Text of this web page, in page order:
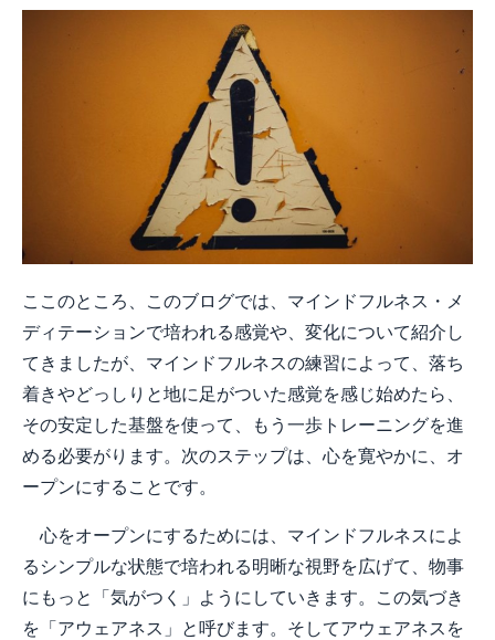
ここのところ、このブログでは、マインドフルネス・メ
ディテーションで培われる感覚や、変化について紹介し
てきましたが、マインドフルネスの練習によって、落ち
着きやどっしりと地に足がついた感覚を感じ始めたら、
その安定した基盤を使って、もう一歩トレーニングを進
める必要がります。次のステップは、心を寛やかに、オ
ープンにすることです。
心をオープンにするためには、マインドフルネスによ
るシンプルな状態で培われる明晰な視野を広げて、物事
にもっと「気がつく」ようにしていきます。この気づき
を「アウェアネス」と呼びます。そしてアウェアネスを